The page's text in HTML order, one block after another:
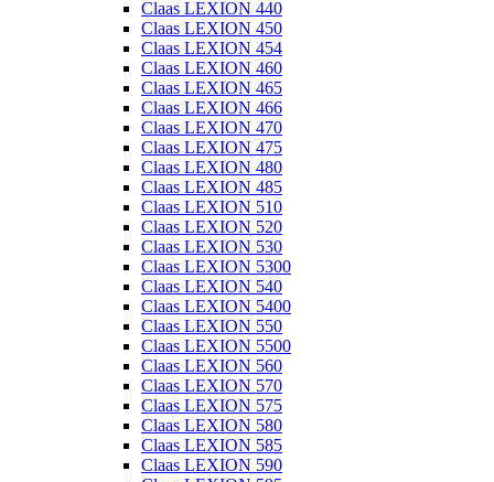
Claas LEXION 440
Claas LEXION 450
Claas LEXION 454
Claas LEXION 460
Claas LEXION 465
Claas LEXION 466
Claas LEXION 470
Claas LEXION 475
Claas LEXION 480
Claas LEXION 485
Claas LEXION 510
Claas LEXION 520
Claas LEXION 530
Claas LEXION 5300
Claas LEXION 540
Claas LEXION 5400
Claas LEXION 550
Claas LEXION 5500
Claas LEXION 560
Claas LEXION 570
Claas LEXION 575
Claas LEXION 580
Claas LEXION 585
Claas LEXION 590